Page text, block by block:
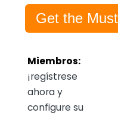
Get the
Miembros:
¡regístrese
ahora y
configure su